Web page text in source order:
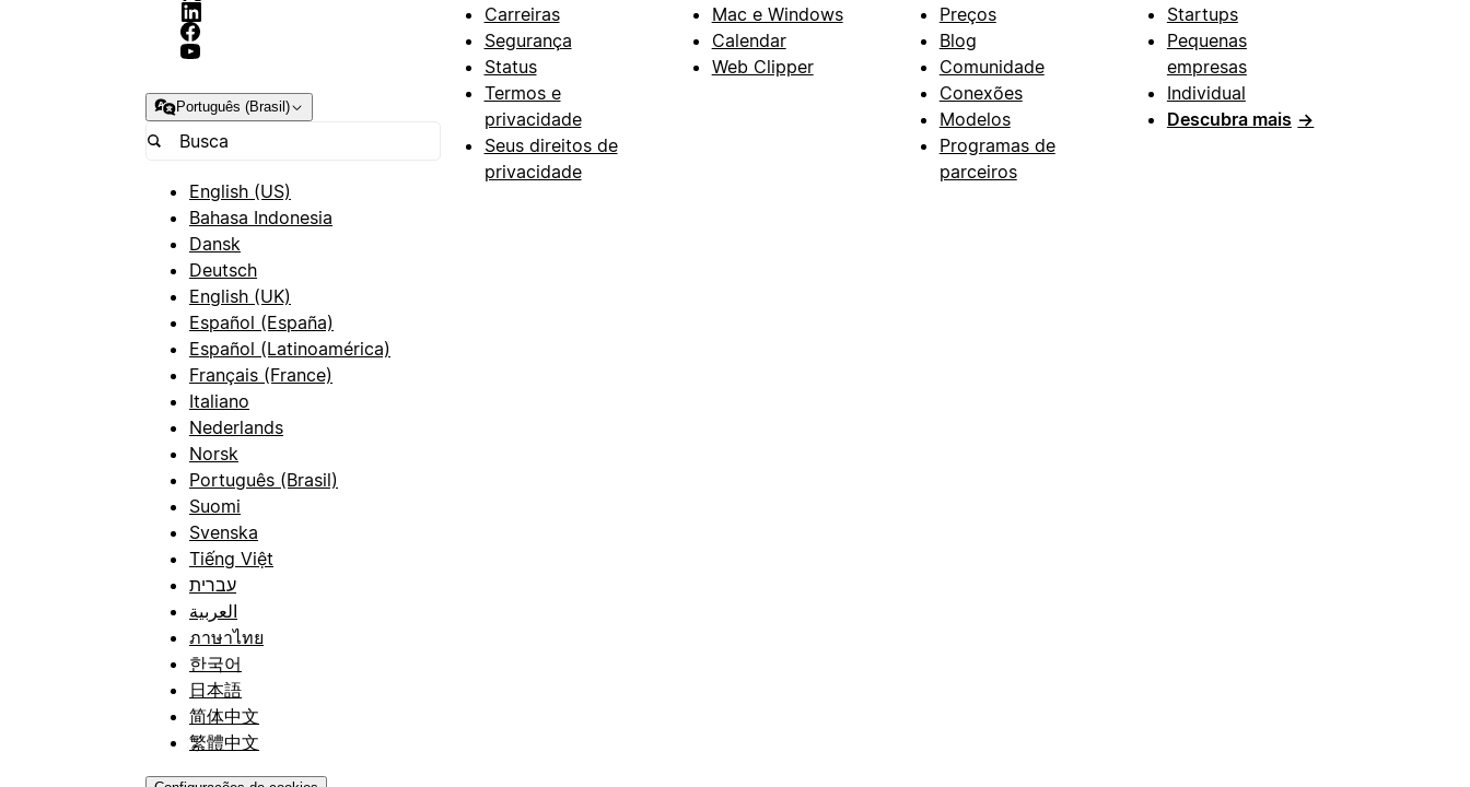
Português (Brasil)
English (US)
Bahasa Indonesia
Dansk
Deutsch
English (UK)
Español (España)
Español (Latinoamérica)
Français (France)
Italiano
Nederlands
Norsk
Português (Brasil)
Suomi
Svenska
Tiếng Việt
עברית
العربية
ภาษาไทย
한국어
日本語
简体中文
繁體中文
Carreiras
Segurança
Status
Termos e
privacidade
Seus direitos de
privacidade
Mac e Windows
Calendar
Web Clipper
Preços
Blog
Comunidade
Conexões
Modelos
Programas de
parceiros
Startups
Pequenas
empresas
Individual
Descubra mais →